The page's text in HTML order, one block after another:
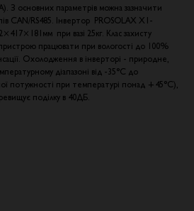
З основних параметрів можна зазначити
CAN/RS485. Інвертор PROSOLAX X1-
при вазі 25кг. Клас захисту
працювати при вологості до 100%
Охолодження в інверторі - природне,
діапазоні від -35°C до
потужності при температурі понад +45°C),
поділку в 40ДБ.